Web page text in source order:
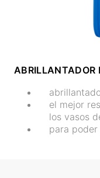
ABRILLANTADOR
el mejor
los vasos
para